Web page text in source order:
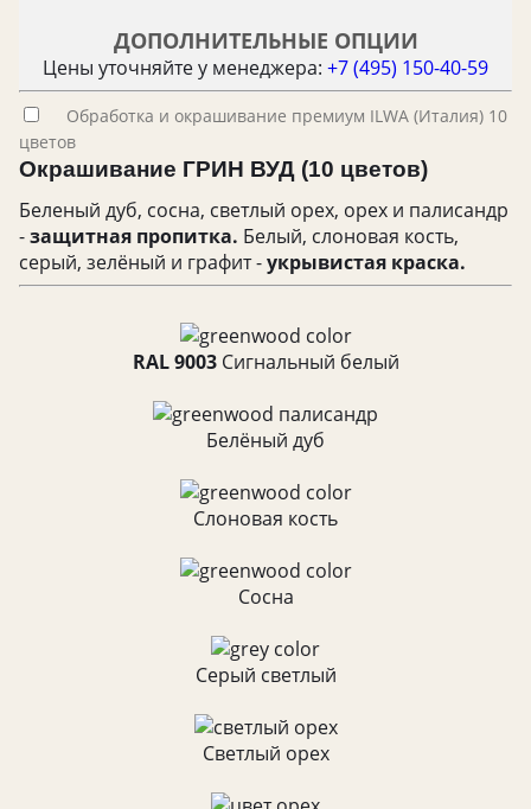
ДОПОЛНИТЕЛЬНЫЕ ОПЦИИ
Цены уточняйте у менеджера: +7 (495) 150-40-59
Обработка и окрашивание премиум ILWA (Италия) 10
цветов
Окрашивание ГРИН ВУД (10 цветов)
Беленый дуб, сосна, светлый орех, орех и палисандр
-защитная пропитка. Белый, слоновая кость,
серый, зелёный и графит -укрывистая краска.
RAL 9003Cигнальный белый
Белёный дуб
Слоновая кость
Сосна
Серый светлый
Светлый орех